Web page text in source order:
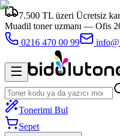
7.500 TL üzeri Ücretsiz
Muadil toner uzmanı — Ofis
0216 470 00 99
Tonerimi Bul
Sepet